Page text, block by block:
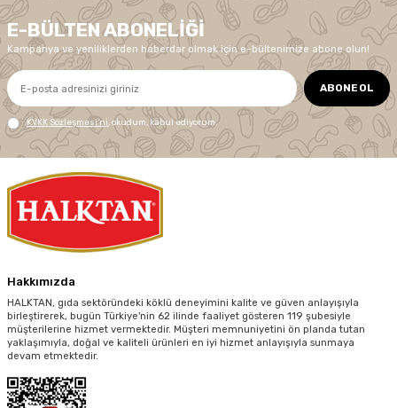
E-BÜLTEN ABONELIĞI
Kampanya ve yeniliklerden haberdar olmak için e-bültenimize abone olun!
ABONE OL
KVKK Sözleşmesi'ni , okudum, kabul ediyorum.
Hakkımızda
HALKTAN, gıda sektöründeki köklü deneyimini kalite ve güven anlayışıyla
birleştirerek, bugün Türkiye'nin 62 ilinde faaliyet gösteren 119 şubesiyle
müşterilerine hizmet vermektedir. Müşteri memnuniyetini ön planda tutan
yaklaşımıyla, doğal ve kaliteli ürünleri en iyi hizmet anlayışıyla sunmaya
devam etmektedir.